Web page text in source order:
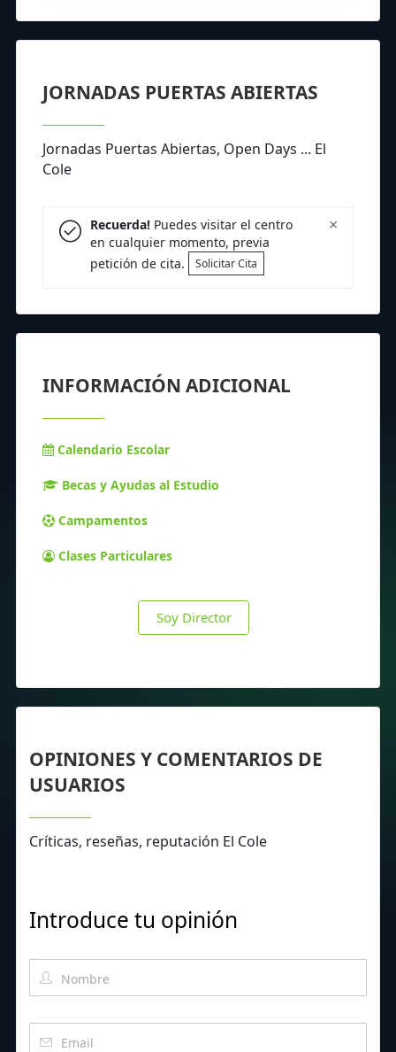
JORNADAS PUERTAS ABIERTAS
Jornadas Puertas Abiertas, Open Days ... El
Cole
×
Recuerda!Puedes visitar el centro
en cualquier momento, previa
petición de cita.
Solicitar Cita
INFORMACIÓN ADICIONAL
Calendario Escolar
Becas y Ayudas al Estudio
Campamentos
Clases Particulares
Soy Director
OPINIONES Y COMENTARIOS DE
USUARIOS
Críticas, reseñas, reputación El Cole
Introduce tu opinión